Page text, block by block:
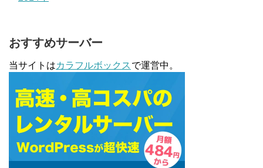
おすすめサーバー
当サイトはカラフルボックス で運営中。